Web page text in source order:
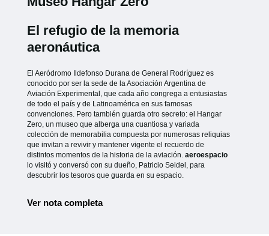
El refugio de la memoria
aeronáutica
El Aeródromo Ildefonso Durana de General Rodríguez es
conocido por ser la sede de la Asociación Argentina de
Aviación Experimental, que cada año congrega a entusiastas
de todo el país y de Latinoamérica en sus famosas
convenciones. Pero también guarda otro secreto: el Hangar
Zero, un museo que alberga una cuantiosa y variada
colección de memorabilia compuesta por numerosas reliquias
que invitan a revivir y mantener vigente el recuerdo de
distintos momentos de la historia de la aviación. aeroespacio
lo visitó y conversó con su dueño, Patricio Seidel, para
descubrir los tesoros que guarda en su espacio.
Ver nota completa